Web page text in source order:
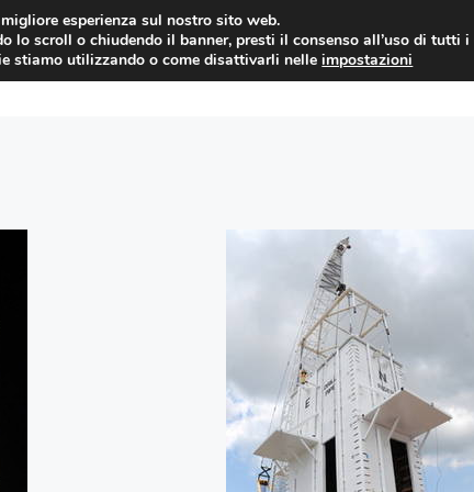
YUAN COIN GOSSIP NEWS DAL
esperienza sul nostro sito web.
lo scroll o chiudendo il banner, presti il consenso all’uso di tutti i
stiamo utilizzando o come disattivarli nelleimpostazioni